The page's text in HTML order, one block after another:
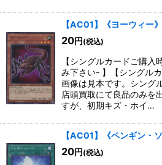
【AC01】《ヨーウィー》
20円 (税込)
【シングルカードご購
み下さい- 】【シングル
画像は見本です。シング
店頭買取にて良品のみを
すが、初期キズ・ホイ…
【AC01】《ペンギン・ソ
20円 (税込)